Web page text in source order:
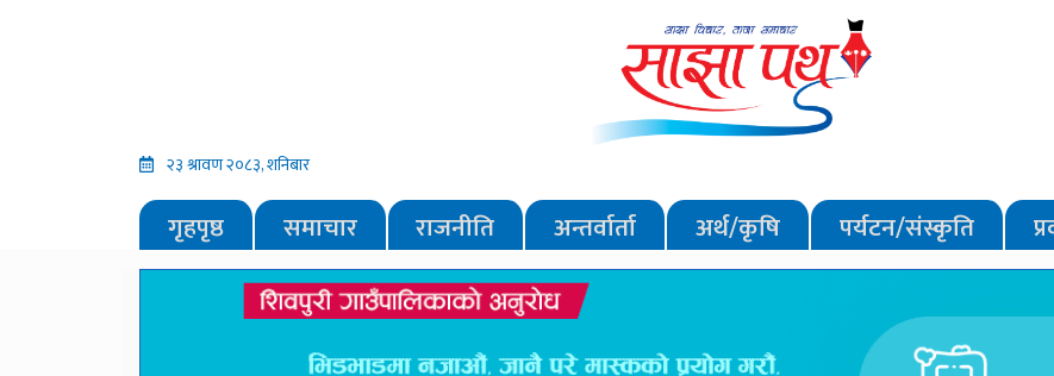
२३ श्रावण २०८३, शनिबार
गृहपृष्ठ समाचार राजनीति अन्तर्वार्ता अर्थ/कृषि पर्यटन/संस्कृति